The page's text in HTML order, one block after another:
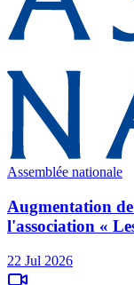
Assemblée nationale
Augmentation
l'association «
22 Jul 2026